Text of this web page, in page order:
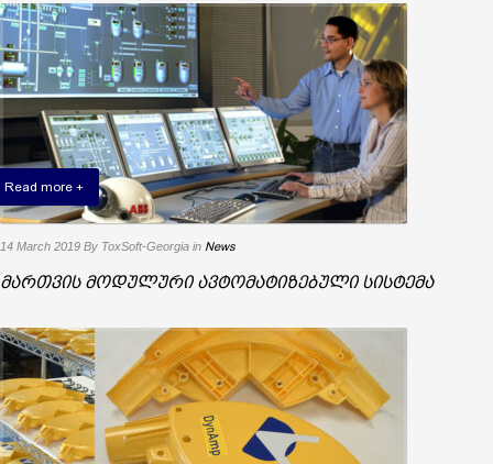
Read more +
14 March 2019 By ToxSoft-Georgia in News
მართვის მოდულური ავტომატიზებული სისტემა